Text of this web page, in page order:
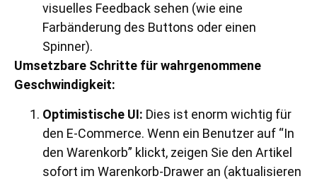
visuelles Feedback sehen (wie eine
Farbänderung des Buttons oder einen
Spinner).
Umsetzbare Schritte für wahrgenommene
Geschwindigkeit:
Optimistische UI: Dies ist enorm wichtig für
den E-Commerce. Wenn ein Benutzer auf “In
den Warenkorb” klickt, zeigen Sie den Artikel
sofort im Warenkorb-Drawer an (aktualisieren